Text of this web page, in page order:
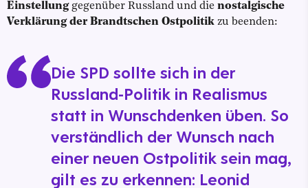
Einstellunggegenüber Russland und die nostalgische
Verklärung der Brandtschen Ostpolitik zu beenden:
Die SPD sollte sich in der
Russland-Politik in Realismus
statt in Wunschdenken üben. So
verständlich der Wunsch nach
einer neuen Ostpolitik sein mag,
gilt es zu erkennen: Leonid